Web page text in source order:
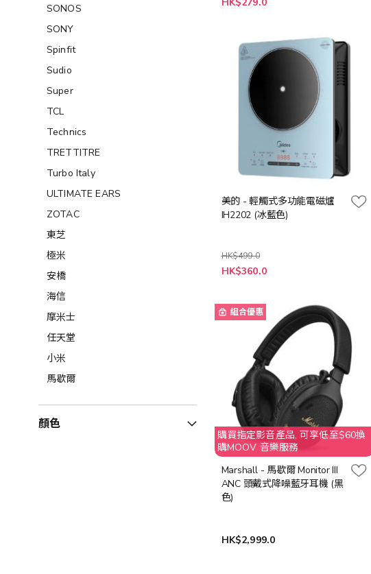
殊
HK$279.0
美的 - 輕觸式多功能電磁爐
IH2202 (冰藍色)
HK$499.0
特
殊
HK$360.0
組合優惠
購買指定影音產品, 可享低至$60換
購MOOV 音樂服務
Marshall - 馬歇爾 Monitor III
ANC 頭戴式降噪藍牙耳機 (黑
色)
HK$2,999.0
SONOS
SONY
Spinfit
Sudio
Super
TCL
Technics
TRETTITRE
Turbo Italy
ULTIMATE EARS
ZOTAC
東芝
極米
安橋
海信
摩米士
任天堂
小米
馬歇爾
顏色